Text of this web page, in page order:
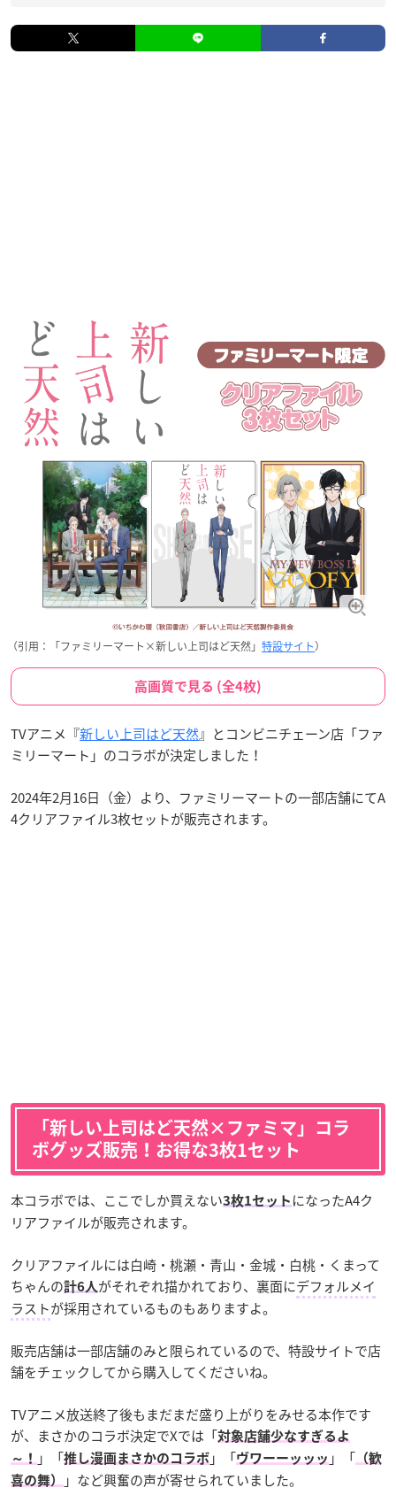
（引用：「ファミリーマート×新しい上司はど天然」 特設サイト）
高画質で見る (全4枚)
TVアニメ『新しい上司はど天然』とコンビニチェーン店「ファ
ミリーマート」のコラボが決定しました！
2024年2月16日（金）より、ファミリーマートの一部店舗にてA
4クリアファイル3枚セットが販売されます。
「新しい上司はど天然×ファミマ」コラ
ボグッズ販売！お得な3枚1セット
本コラボでは、ここでしか買えない3枚1セット になったA4ク
リアファイルが販売されます。
クリアファイルには白崎・桃瀬・青山・金城・白桃・くまって
ちゃんの計6人 がそれぞれ描かれており、裏面にデフォルメイ
ラストが採用されているものもありますよ。
販売店舗は一部店舗のみと限られているので、特設サイトで店
舗をチェックしてから購入してくださいね。
TVアニメ放送終了後もまだまだ盛り上がりをみせる本作です
が、まさかのコラボ決定でXでは「対象店舗少なすぎるよ
～！
」「推し漫画まさかのコラボ 」「ヴワーーッッッ 」「 （歓
喜の舞）
」など興奮の声が寄せられていました。